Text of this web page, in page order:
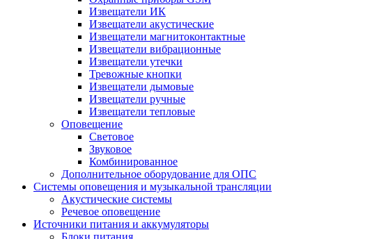
Извещатели ИК
Извещатели акустические
Извещатели магнитоконтактные
Извещатели вибрационные
Извещатели утечки
Тревожные кнопки
Извещатели дымовые
Извещатели ручные
Извещатели тепловые
Оповещение
Световое
Звуковое
Комбинированное
Дополнительное оборудование для ОПС
Системы оповещения и музыкальной трансляции
Акустические системы
Речевое оповещение
Источники питания и аккумуляторы
Блоки питания